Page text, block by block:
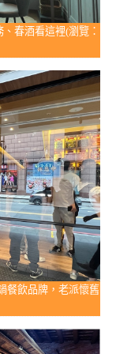
春酒看這裡(瀏覽：
餐飲品牌，老派懷舊